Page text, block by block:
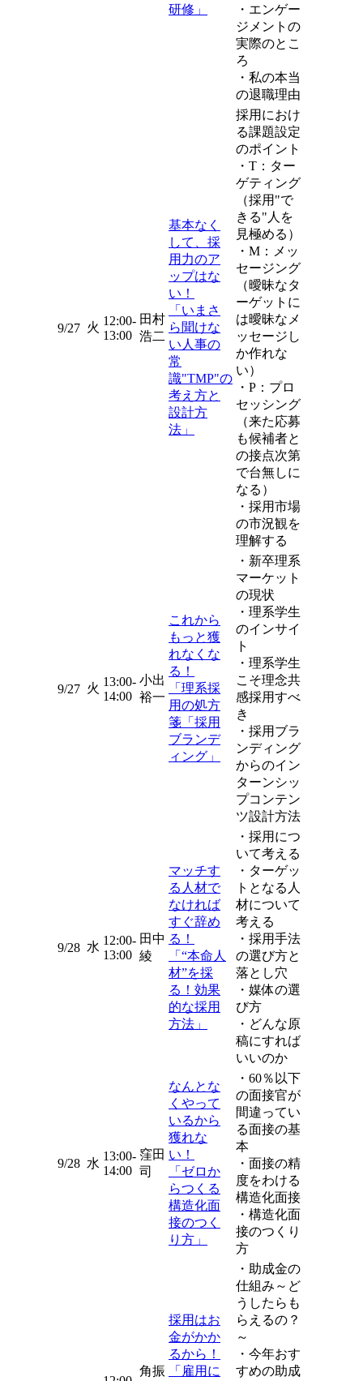
研修」
・エンゲー
ジメントの
実際のとこ
ろ
・私の本当
の退職理由
9/27 火 12:00-
13:00
田村
浩二
基本なく
して、採
用力のア
ップはな
い！
「いまさ
ら聞けな
い人事の
常
識"TMP"の
考え方と
設計方
法」
採用におけ
る課題設定
のポイント
・T：ター
ゲティング
（採用"で
きる"人を
見極める）
・M：メッ
セージング
（曖昧なタ
ーゲットに
は曖昧なメ
ッセージし
か作れな
い）
・P：プロ
セッシング
（来た応募
も候補者と
の接点次第
で台無しに
なる）
・採用市場
の市況観を
理解する
9/27 火 13:00-
14:00
小出
裕一
これから
もっと獲
れなくな
る！
「理系採
用の処方
箋「採用
ブランデ
ィング」
・新卒理系
マーケット
の現状
・理系学生
のインサイ
ト
・理系学生
こそ理念共
感採用すべ
き
・採用ブラ
ンディング
からのイン
ターンシッ
プコンテン
ツ設計方法
9/28 水 12:00-
13:00
田中
綾
マッチす
る人材で
なければ
すぐ辞め
る！
「“本命人
材”を採
る！効果
的な採用
方法」
・採用につ
いて考える
・ターゲッ
トとなる人
材について
考える
・採用手法
の選び方と
落とし穴
・媒体の選
び方
・どんな原
稿にすれば
いいのか
9/28 水
13:00-
14:00
窪田
司
なんとな
くやって
いるから
獲れな
い！
「ゼロか
らつくる
構造化面
接のつく
り方」
・60％以下
の面接官が
間違ってい
る面接の基
本
・面接の精
度をわける
構造化面接
・構造化面
接のつくり
方
角振
採用はお
金がかか
るから！
「雇用に
・助成金の
仕組み～ど
うしたらも
らえるの？
～
・今年おす
すめの助成